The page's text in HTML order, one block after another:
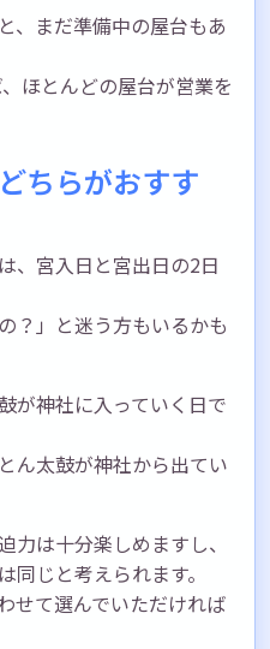
、まだ準備中の屋台もあ
ほとんどの屋台が営業を
ちらがおすす
、宮入日と宮出日の2日
？」と迷う方もいるかも
が神社に入っていく日で
ん太鼓が神社から出てい
力は十分楽しめますし、
じと考えられます。
せて選んでいただければ